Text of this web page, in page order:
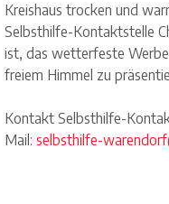
Kreishaus trocken und
Selbsthilfe-Kontaktstelle
ist, das wetterfeste
freiem Himmel zu
Kontakt Selbsthilfe-
Mail: selbsthilfe-